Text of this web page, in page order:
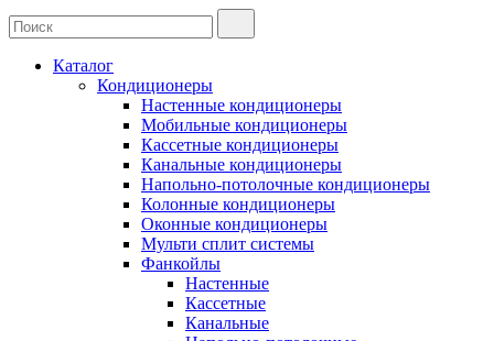
Каталог
Кондиционеры
Настенные кондиционеры
Мобильные кондиционеры
Кассетные кондиционеры
Канальные кондиционеры
Напольно-потолочные кондиционеры
Колонные кондиционеры
Оконные кондиционеры
Мульти сплит системы
Фанкойлы
Настенные
Кассетные
Канальные